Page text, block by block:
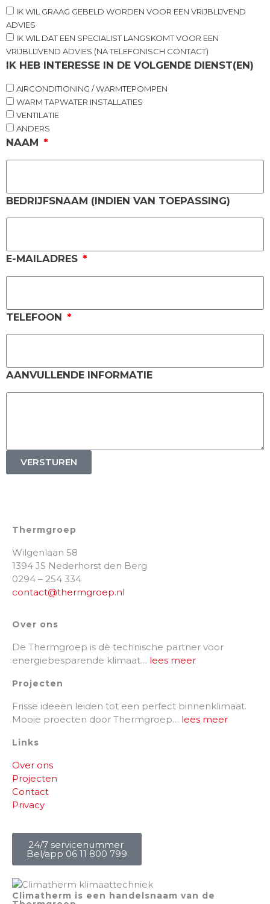
IK WIL GRAAG GEBELD WORDEN VOOR EEN VRIJBLIJVEND
ADVIES
IK WIL DAT EEN SPECIALIST LANGSKOMT VOOR EEN
VRIJBLIJVEND ADVIES (NA TELEFONISCH CONTACT)
IK HEB INTERESSE IN DE VOLGENDE DIENST(EN)
AIRCONDITIONING / WARMTEPOMPEN
WARM TAPWATER INSTALLATIES
VENTILATIE
ANDERS
NAAM
BEDRIJFSNAAM (INDIEN VAN TOEPASSING)
E-MAILADRES
TELEFOON
AANVULLENDE INFORMATIE
VERSTUREN
Thermgroep
Wilgenlaan 58
1394 JS Nederhorst den Berg
0294 – 254 334
contact@thermgroep.nl
Over ons
De Thermgroep is dè technische partner voor
energiebesparende klimaat… lees meer
Projecten
Frisse ideeën leiden tot een perfect binnenklimaat.
Mooie proecten door Thermgroep… lees meer
Links
Over ons
Projecten
Contact
Privacy
24/7 servicenummer
Bel/app 06 11 800 799
Climatherm is een handelsnaam van de